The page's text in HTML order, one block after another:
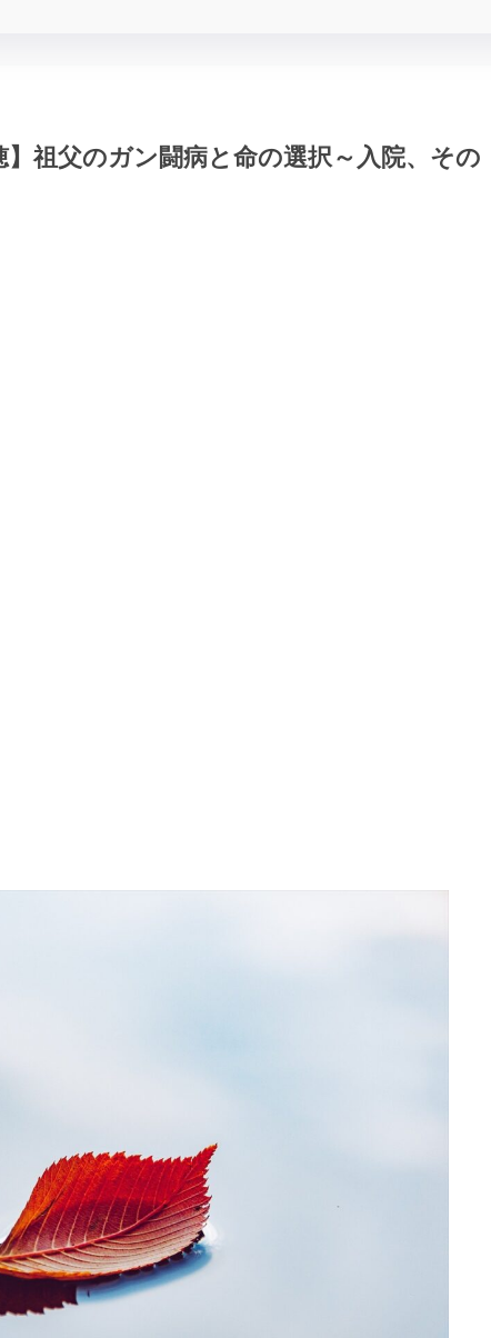
祖父のガン闘病と命の選択～入院、その